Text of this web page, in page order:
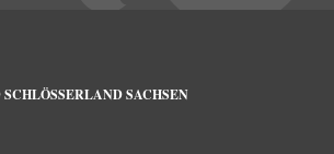
SACHSEN